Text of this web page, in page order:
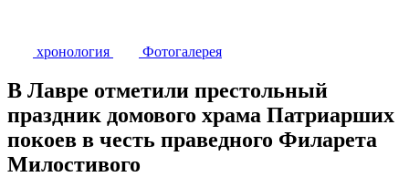
хронология Фотогалерея
В Лавре отметили престольный
праздник домового храма Патриарших
покоев в честь праведного Филарета
Милостивого